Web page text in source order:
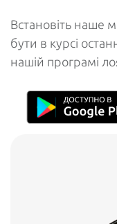
Встановіть наше
бути в курсі
нашій програмі